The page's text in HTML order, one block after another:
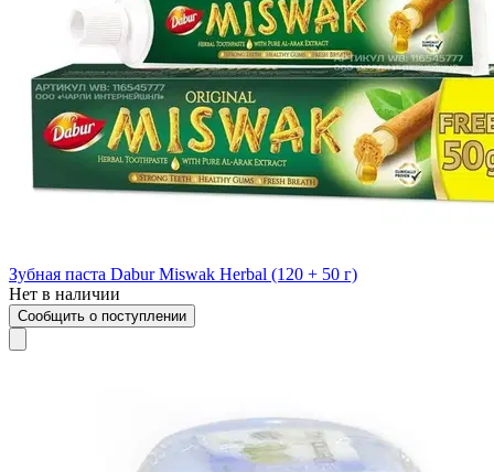
Зубная паста Dabur Miswak Herbal (120 + 50 г)
Нет в наличии
Сообщить о поступлении